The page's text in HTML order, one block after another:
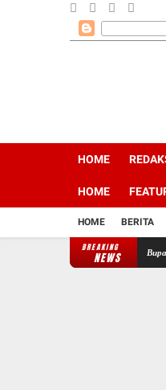
HOME
HOME
HOME BERITA
BREAKING
NEWS
Ikuti Open Sepatu Roda Bupati